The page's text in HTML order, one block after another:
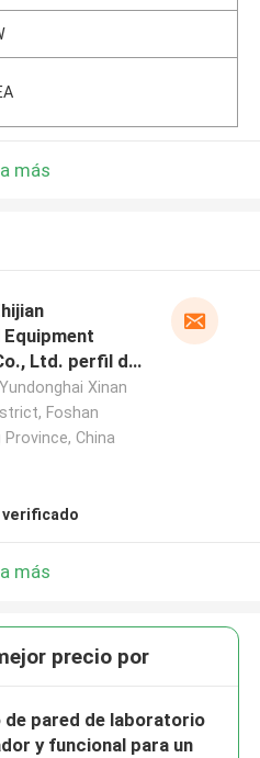
más
Ltd. perfil del
Xinan
Foshan
China
más
precio por
de pared de laboratorio
y funcional para un